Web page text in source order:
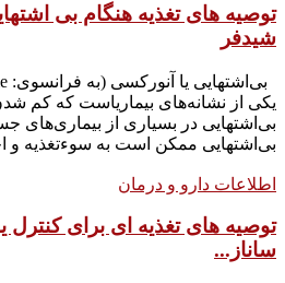
توصیه های تغذیه هنگام بی
شیدفر
یکی از نشانه‌های بیماریاست که کم
بی‌اشتهایی در بسیاری از بیماری‌های
بی‌اشتهایی ممکن است به سوءتغذیه و
اطلاعات دارو و درمان
توصیه های تغذیه ای برای
ساناز...